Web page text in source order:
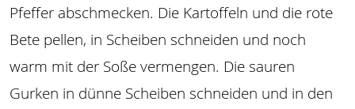
Pfeffer abschmecken. Die Kartoffeln und die rote
Bete pellen, in Scheiben schneiden und noch
warm mit der Soße vermengen. Die sauren
Gurken in dünne Scheiben schneiden und in den